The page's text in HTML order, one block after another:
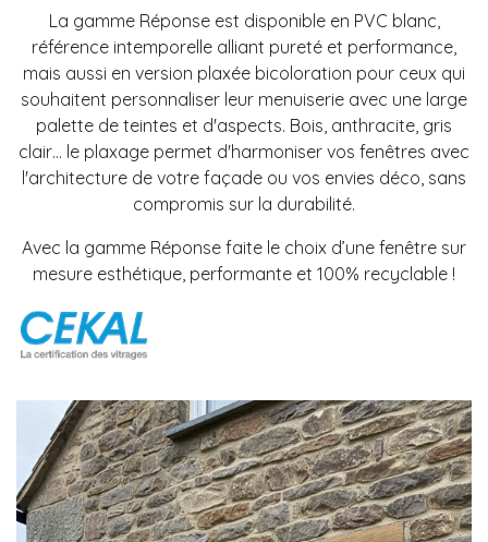
La gamme Réponse est disponible en PVC blanc,
référence intemporelle alliant pureté et performance,
mais aussi en version plaxée bicoloration pour ceux qui
souhaitent personnaliser leur menuiserie avec une large
palette de teintes et d'aspects. Bois, anthracite, gris
clair… le plaxage permet d'harmoniser vos fenêtres avec
l'architecture de votre façade ou vos envies déco, sans
compromis sur la durabilité.
Avec la gamme Réponse faite le choix d’une fenêtre sur
mesure esthétique, performante et 100% recyclable !